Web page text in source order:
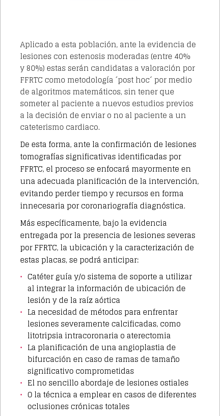
Aplicado a esta población, ante la evidencia de
lesiones con estenosis moderadas (entre 40%
y 80%) estas serán candidatas a valoración por
FFRTC como metodología ´post hoc´ por medio
de algoritmos matemáticos, sin tener que
someter al paciente a nuevos estudios previos
a la decisión de enviar o no al paciente a un
cateterismo cardiaco.
De esta forma, ante la confirmación de lesiones
tomografías significativas identificadas por
FFRTC, el proceso se enfocará mayormente en
una adecuada planificación de la intervención,
evitando perder tiempo y recursos en forma
innecesaria por coronariografía diagnóstica.
Más específicamente, bajo la evidencia
entregada por la presencia de lesiones severas
por FFRTC, la ubicación y la caracterización de
estas placas, se podrá anticipar:
Catéter guía y/o sistema de soporte a utilizar
al integrar la información de ubicación de
lesión y de la raíz aórtica
La necesidad de métodos para enfrentar
lesiones severamente calcificadas, como
litotripsia intracoronaria o aterectomia
La planificación de una angioplastia de
bifurcación en caso de ramas de tamaño
significativo comprometidas
El no sencillo abordaje de lesiones ostiales
O la técnica a emplear en casos de diferentes
oclusiones crónicas totales